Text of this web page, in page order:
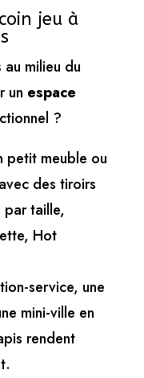
jeu à
milieu du
un espace
?
petit meuble ou
des tiroirs
par taille,
Hot
service, une
mini-ville en
rendent